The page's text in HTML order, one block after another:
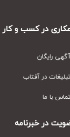
در کسب و کار
رایگان
در آفتاب
با ما
در خبرنامه